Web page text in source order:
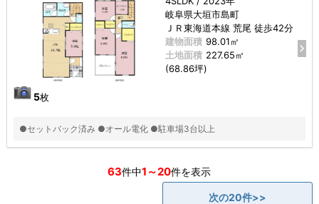
5枚
岐阜県大垣市島町
ＪＲ東海道本線 荒尾 徒歩42分
建物面積 98.01㎡
土地面積 227.65㎡
(68.86坪)
●セットバック済み ●オール電化 ●駐車場3台以上
63件中1～20件を表示
次の20件>>